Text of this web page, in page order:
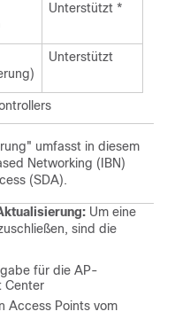
Unterstützt *
Unterstützt
umfasst in diesem
Networking (IBN)
(SDA).
Um eine
sind die
für die AP-
Center
Access Points vom